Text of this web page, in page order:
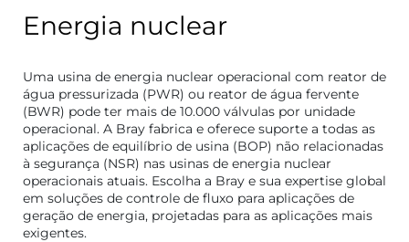
Energia nuclear
Uma usina de energia nuclear operacional com reator de
água pressurizada (PWR) ou reator de água fervente
(BWR) pode ter mais de 10.000 válvulas por unidade
operacional. A Bray fabrica e oferece suporte a todas as
aplicações de equilíbrio de usina (BOP) não relacionadas
à segurança (NSR) nas usinas de energia nuclear
operacionais atuais. Escolha a Bray e sua expertise global
em soluções de controle de fluxo para aplicações de
geração de energia, projetadas para as aplicações mais
exigentes.